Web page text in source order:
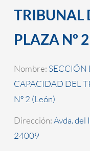
TRIBUNAL
PLAZA Nº
Nombre: SECCIÓN
CAPACIDAD DEL
Nº 2 (León)
Dirección:Avda. del
24009